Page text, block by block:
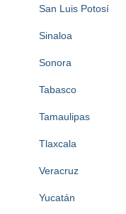
San Luis Potosí
Sinaloa
Sonora
Tabasco
Tamaulipas
Tlaxcala
Veracruz
Yucatán